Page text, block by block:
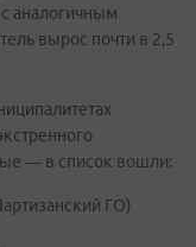
аналогичным
вырос почти в 2,5
— в список вошли:
ГО)